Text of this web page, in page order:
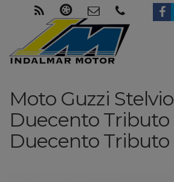
Moto Guzzi Stelvio
Duecento Tributo
Duecento Tributo